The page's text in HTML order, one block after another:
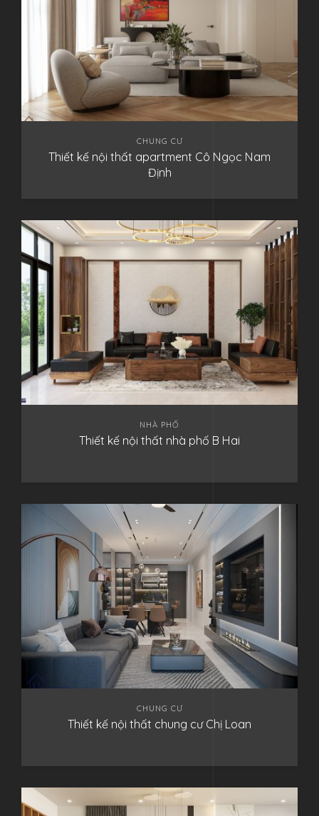
CHUNG CƯ
Thiết kế nội thất apartment Cô Ngọc Nam
Định
NHÀ PHỐ
Thiết kế nội thất nhà phố B Hai
CHUNG CƯ
Thiết kế nội thất chung cư Chị Loan